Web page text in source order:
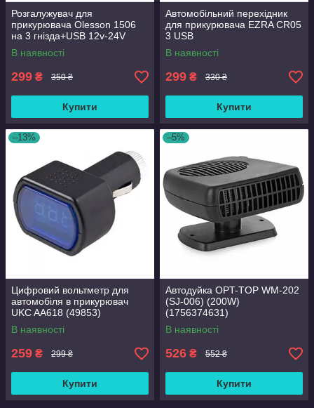
Розгалужувач для
прикурювача Olesson 1506
на 3 гнізда+USB 12v-24V
В наявності
299 ₴ 350 ₴
Купити
Автомобільний перехідник
для прикурювача EZRA CR05
3 USB
В наявності
299 ₴ 330 ₴
Купити
–13%
Цифровий вольтметр для
автомобіля в прикурювач
UKC AA618 (49853)
В наявності
259 ₴ 299 ₴
Купити
–5%
Автодуйка OPT-TOP WM-202
(SJ-006) (200W)
(1756374631)
В наявності
526 ₴ 552 ₴
Купити